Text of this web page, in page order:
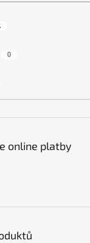
0
online platby